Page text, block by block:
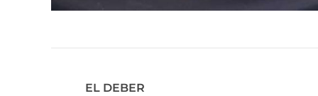
EL DEBER